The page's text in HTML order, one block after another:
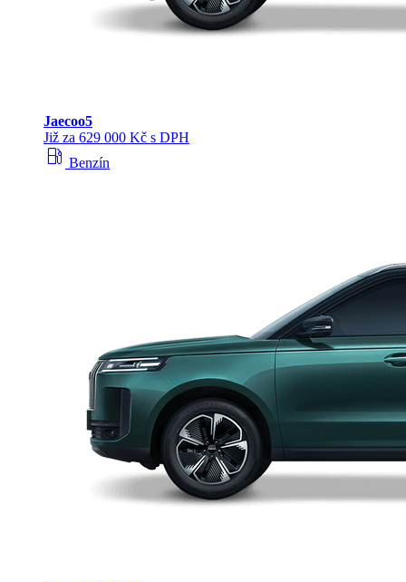
Jaecoo5
Již za 629 000 Kč s DPH
local_gas_station Benzín